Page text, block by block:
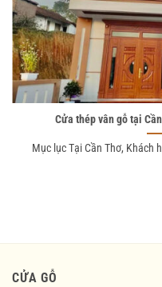
Cửa thép vân gỗ tại
Mục lục Tại Cần Thơ, Khách
CỬA GỖ